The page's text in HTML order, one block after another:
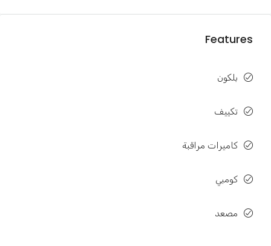
Features
بلكون
تكييف
كاميرات مراقبة
كومبي
مصعد